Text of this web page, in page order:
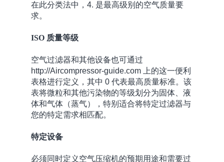
在此分类法中，4. 是最高级别的空气质量要
求。
ISO 质量等级
空气过滤器和其他设备也可通过
http://Aircompressor-guide.com 上的这一便利
表格进行定义，其中 0 代表最高质量标准。该
表将微粒和其他污染物的等级划分为固体、液
体和气体（蒸气），特别适合将特定过滤器与
您的特定需求相匹配。
特定设备
必须同时定义空气压缩机的预期用途和需要过